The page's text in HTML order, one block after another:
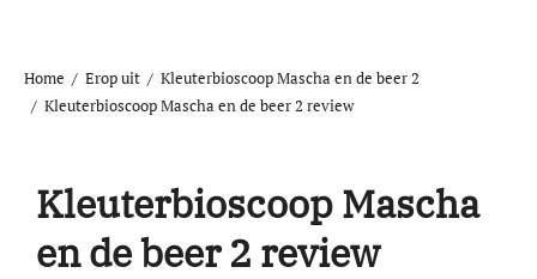
Home Erop uit
Kleuterbioscoop Mascha en de beer 2
Kleuterbioscoop Mascha en de beer 2 review
Kleuterbioscoop Mascha
en de beer 2 review